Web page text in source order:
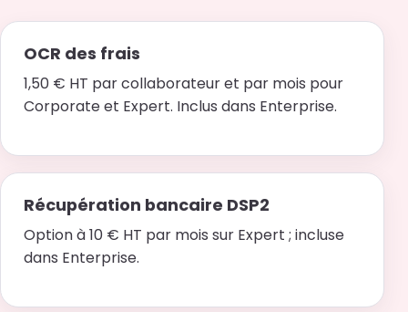
OCR des frais
1,50 € HT par collaborateur et par mois pour
Corporate et Expert. Inclus dans Enterprise.
Récupération bancaire DSP2
Option à 10 € HT par mois sur Expert ; incluse
dans Enterprise.